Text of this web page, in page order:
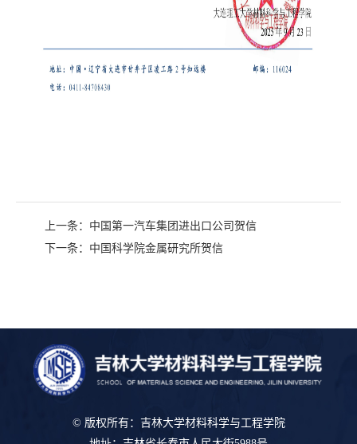
上一条： 中国第一汽车集团进出口公司贺信
下一条： 中国科学院金属研究所贺信
© 版权所有：吉林大学材料科学与工程学院